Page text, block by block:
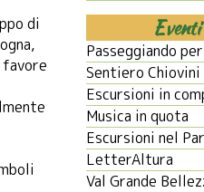
di
Passeggiando
Sentiero Chiovini
Escursioni in
Musica in quota
Escursioni nel
LetterAltura
Val Grande